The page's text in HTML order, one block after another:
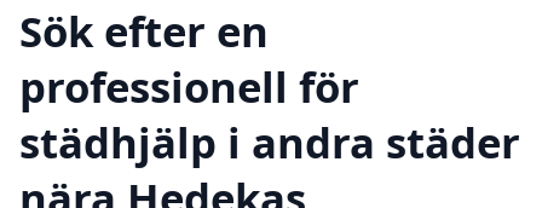
Sök efter en
professionell för
städhjälp i andra städer